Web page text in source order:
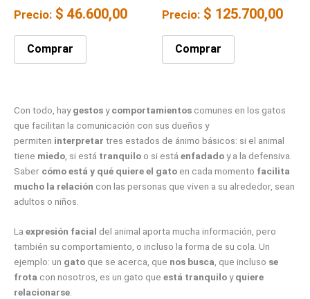
Precio: $ 46.600,00
Comprar
Precio: $ 125.700,00
Comprar
Con todo, haygestosycomportamientos comunes en los gatos
que facilitan la comunicación con sus dueños y
permiten interpretar tres estados de ánimo básicos: si el animal
tiene miedo , si está tranquilo o si está enfadadoy a la defensiva.
Saber cómo está y qué quiere el gato en cada momento facilita
mucho la relación con las personas que viven a su alrededor, sean
adultos o niños.
La expresión facial del animal aporta mucha información, pero
también su comportamiento, o incluso la forma de su cola. Un
ejemplo: un gato que se acerca, que nos busca, que incluso se
frota con nosotros, es un gato que está tranquiloyquiere
relacionarse.